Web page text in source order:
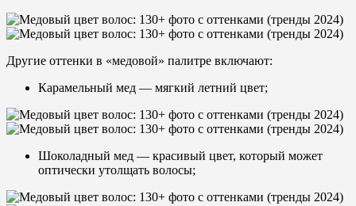
Другие оттенки в «медовой» палитре включают:
Карамельный мед — мягкий летний цвет;
Шоколадный мед — красивый цвет, который может
оптически утолщать волосы;